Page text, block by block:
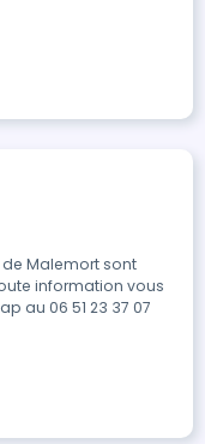
Malemort sont
information vous
au 06 51 23 37 07